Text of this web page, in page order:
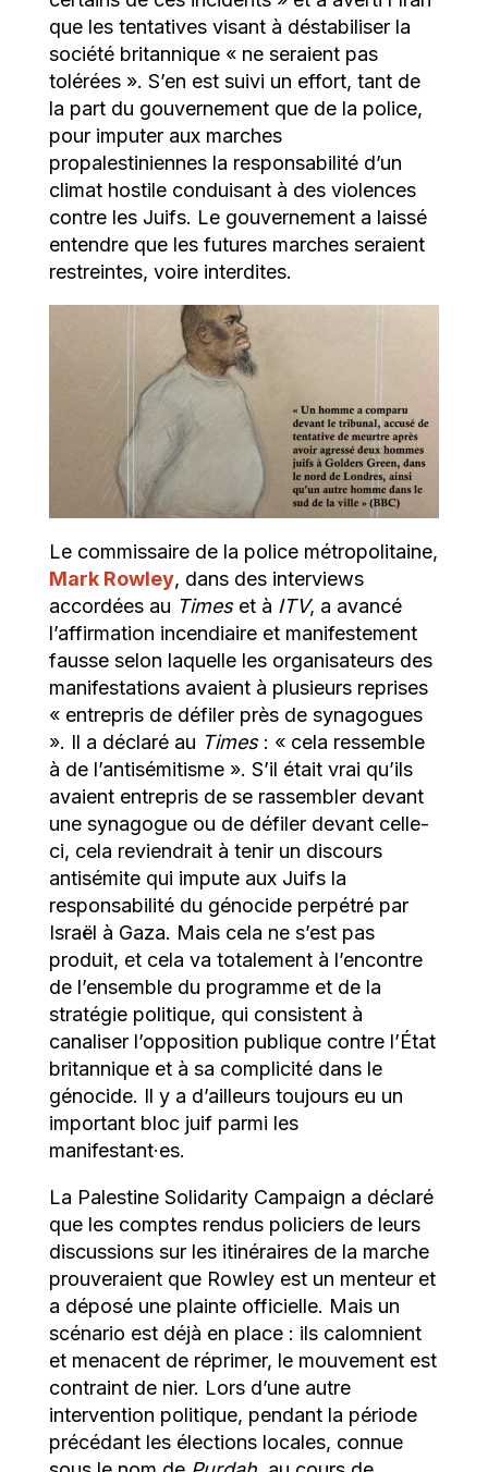
que les tentatives visant à déstabiliser la
société britannique « ne seraient pas
tolérées ». S’en est suivi un effort, tant de
la part du gouvernement que de la police,
pour imputer aux marches
propalestiniennes la responsabilité d’un
climat hostile conduisant à des violences
contre les Juifs. Le gouvernement a laissé
entendre que les futures marches seraient
restreintes, voire interdites.
Le commissaire de la police métropolitaine,
Mark Rowley, dans des interviews
accordées au Timeset à ITV, a avancé
l’affirmation incendiaire et manifestement
fausse selon laquelle les organisateurs des
manifestations avaient à plusieurs reprises
« entrepris de défiler près de synagogues
». Il a déclaré au Times: « cela ressemble
à de l’antisémitisme ». S’il était vrai qu’ils
avaient entrepris de se rassembler devant
une synagogue ou de défiler devant celle-
ci, cela reviendrait à tenir un discours
antisémite qui impute aux Juifs la
responsabilité du génocide perpétré par
Israël à Gaza. Mais cela ne s’est pas
produit, et cela va totalement à l’encontre
de l’ensemble du programme et de la
stratégie politique, qui consistent à
canaliser l’opposition publique contre l’État
britannique et à sa complicité dans le
génocide. Il y a d’ailleurs toujours eu un
important bloc juif parmi les
manifestant·es.
La Palestine Solidarity Campaign a déclaré
que les comptes rendus policiers de leurs
discussions sur les itinéraires de la marche
prouveraient que Rowley est un menteur et
a déposé une plainte officielle. Mais un
scénario est déjà en place : ils calomnient
et menacent de réprimer, le mouvement est
contraint de nier. Lors d’une autre
intervention politique, pendant la période
précédant les élections locales, connue